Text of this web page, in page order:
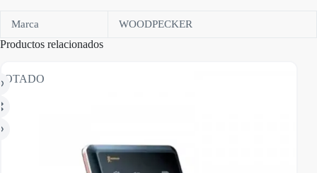
Marca WOODPECKER
Productos relacionados